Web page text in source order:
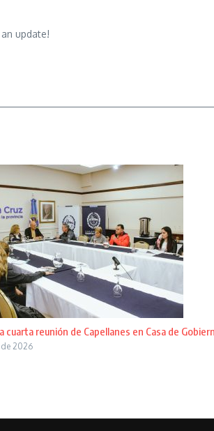
update!
cuarta reunión de Capellanes en Casa de
2026